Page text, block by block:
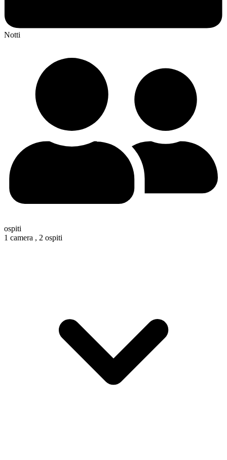
Notti
ospiti
1 camera , 2 ospiti